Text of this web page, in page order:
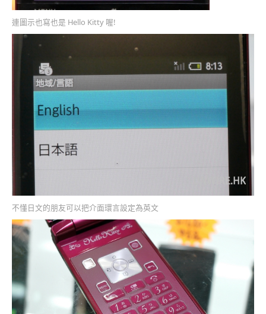
連圖示也寫也是 Hello Kitty 喔!
不懂日文的朋友可以把介面環言設定為英文